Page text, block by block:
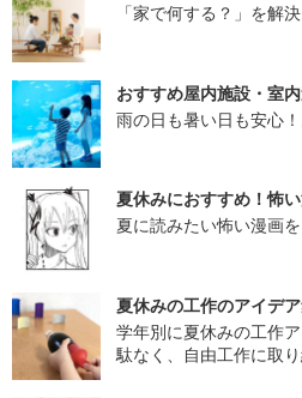
「家で何する？」を解
おすすめ屋内施設・室
雨の日も暑い日も安心
夏休みにおすすめ！怖
夏に読みたい怖い漫画
夏休みの工作のアイデ
学年別に夏休みの工作
駄なく、自由工作に取り